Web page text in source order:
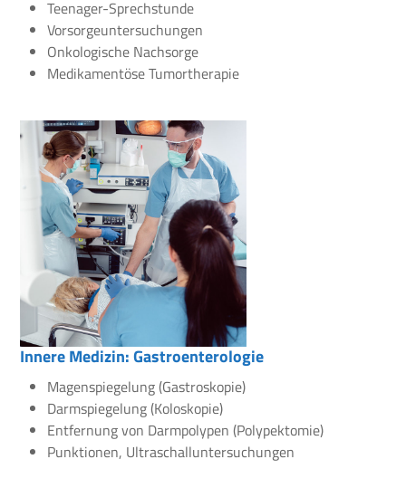
Teenager-Sprechstunde
Vorsorgeuntersuchungen
Onkologische Nachsorge
Medikamentöse Tumortherapie
Innere Medizin: Gastroenterologie
Magenspiegelung (Gastroskopie)
Darmspiegelung (Koloskopie)
Entfernung von Darmpolypen (Polypektomie)
Punktionen, Ultraschalluntersuchungen